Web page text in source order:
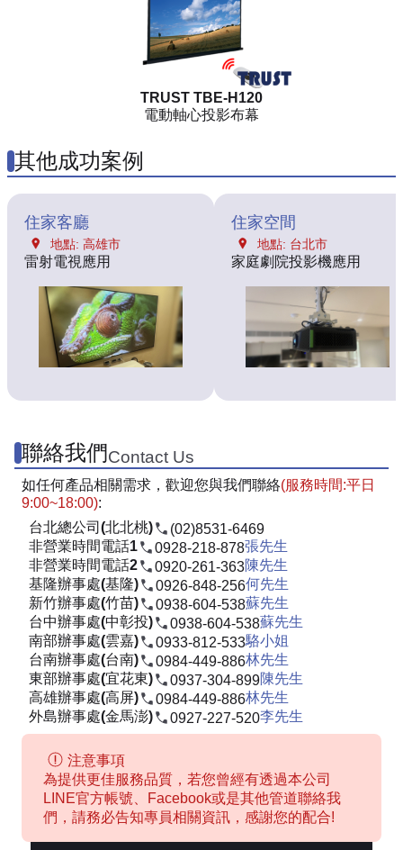
TRUST TBE-H120
電動軸心投影布幕
其他成功案例
住家客廳
地點: 高雄市
雷射電視應用
住家空間
地點: 台北市
家庭劇院投影機應用
聯絡我們Contact Us
如任何產品相關需求，歡迎您與我們聯絡(服務時間:平日
9:00~18:00):
台北總公司(北北桃)
(02)8531-6469
非營業時間電話1
0928-218-878張先生
非營業時間電話2
0920-261-363陳先生
基隆辦事處(基隆)
0926-848-256何先生
新竹辦事處(竹苗)
0938-604-538蘇先生
台中辦事處(中彰投)
0938-604-538蘇先生
南部辦事處(雲嘉)
0933-812-533駱小姐
台南辦事處(台南)
0984-449-886林先生
東部辦事處(宜花東)
0937-304-899陳先生
高雄辦事處(高屏)
0984-449-886林先生
外島辦事處(金馬澎)
0927-227-520李先生
注意事項
為提供更佳服務品質，若您曾經有透過本公司
LINE官方帳號、Facebook或是其他管道聯絡我
們，請務必告知專員相關資訊，感謝您的配合!